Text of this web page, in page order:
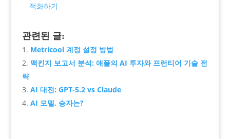
적화하기
관련된 글:
Metricool 계정 설정 방법
맥킨지 보고서 분석: 애플의 AI 투자와 프런티어 기술 전
략
AI 대전: GPT-5.2 vs Claude
AI 모델, 승자는?